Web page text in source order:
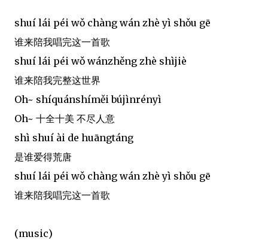
shuí lái péi wǒ chàng wán zhè yì shǒu gē
谁来陪我唱完这一首歌
shuí lái péi wǒ wánzhěng zhè shìjiè
谁来陪我完整这世界
Oh~ shíquánshíměi bújìnrényì
Oh~ 十全十美 不尽人意
shì shuí ài de huāngtáng
是谁爱得荒唐
shuí lái péi wǒ chàng wán zhè yì shǒu gē
谁来陪我唱完这一首歌
(music)